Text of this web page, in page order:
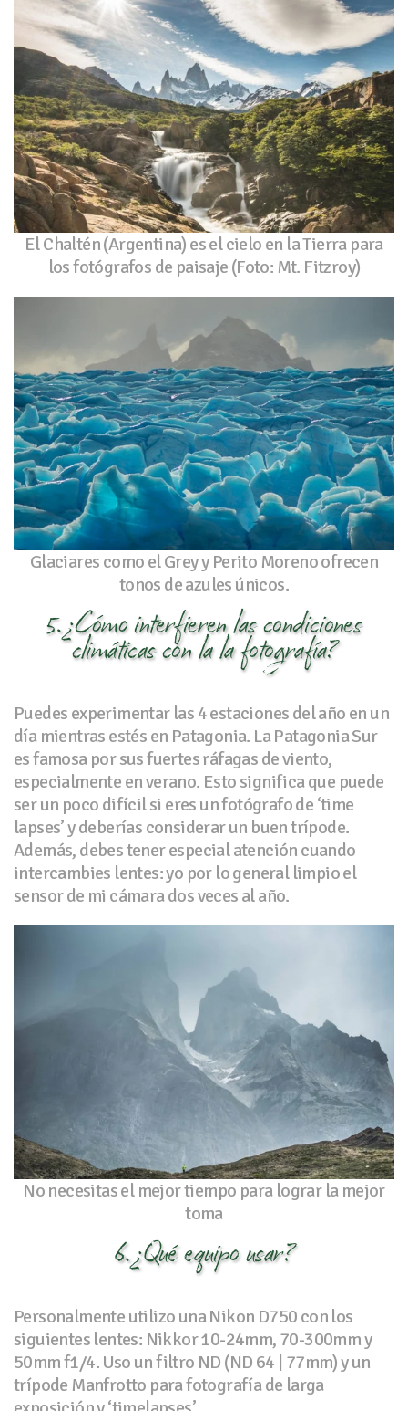
El Chaltén (Argentina) es el cielo en la Tierra para
los fotógrafos de paisaje (Foto: Mt. Fitzroy)
Glaciares como el Grey y Perito Moreno ofrecen
tonos de azules únicos.
5. ¿Cómo interfieren las condiciones
climáticas con la la fotografía?
Puedes experimentar las 4 estaciones del año en un
día mientras estés en Patagonia. La Patagonia Sur
es famosa por sus fuertes ráfagas de viento,
especialmente en verano. Esto significa que puede
ser un poco difícil si eres un fotógrafo de ‘time
lapses’ y deberías considerar un buen trípode.
Además, debes tener especial atención cuando
intercambies lentes: yo por lo general limpio el
sensor de mi cámara dos veces al año.
No necesitas el mejor tiempo para lograr la mejor
toma
6. ¿Qué equipo usar?
Personalmente utilizo una Nikon D750 con los
siguientes lentes: Nikkor 10-24mm, 70-300mm y
50mm f1/4. Uso un filtro ND (ND 64 | 77mm) y un
trípode Manfrotto para fotografía de larga